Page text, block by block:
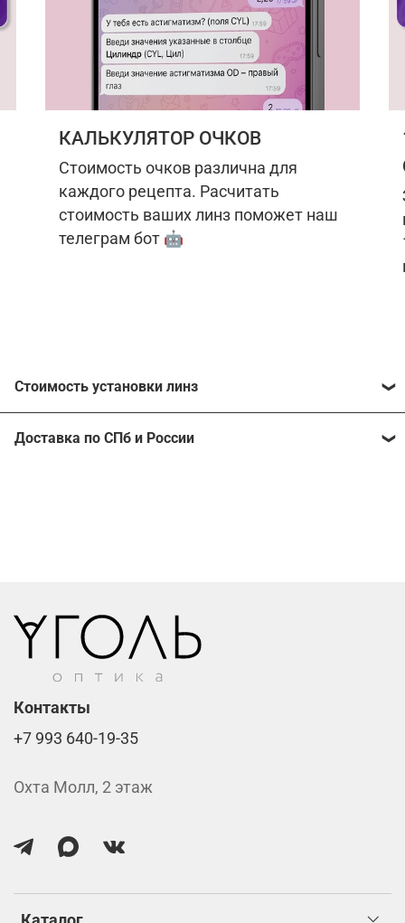
КАЛЬКУЛЯТОР ОЧКОВ
Стоимость очков различна для
каждого рецепта. Расчитать
стоимость ваших линз поможет наш
телеграм бот 🤖
Стоимость установки линз
Расчитать стоимость ваших линз поможет
Стоимость указана за две линзы вместе с
изготовлением.
Доставка по СПб и России
Контакты
+7 993 640-19-35
Охта Молл, 2 этаж